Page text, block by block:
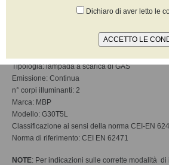
Norma di riferimento: CEI EN 62471
Categoria di cui alla norma UNI-EN12198-1
Tipologia: lampada a scarica di GAS
Emissione: Continua
n° corpi illuminanti: 2
Marca: MBP
Modello: G30T5L
Classificazione ai sensi della norma CEI-EN
Norma di riferimento: CEI EN 62471
NOTE: Per indicazioni sulle corrette modalità
Dichiaro di aver letto le